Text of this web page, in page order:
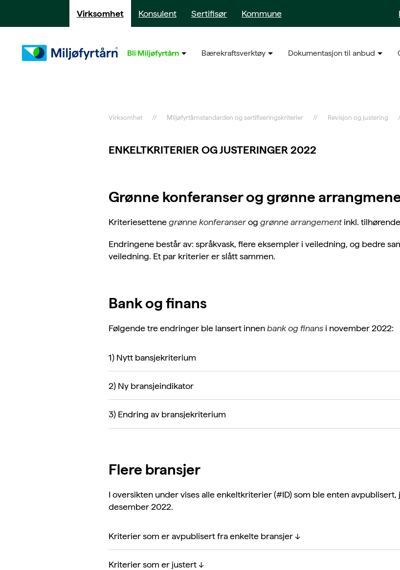
Virksomhet Konsulent Sertifisør Kommune
Bli Miljøfyrtårn Bærekraftsverktøy Dokumentasjon til anbud
Virksomhet Miljøfyrtårnstandarden og sertifiseringskriterier Revisjon og justering
ENKELTKRITERIER OG JUSTERINGER 2022
Grønne konferanser og grønne
Kriteriesettenegrønne konferanserog grønne arrangementinkl.
Endringene består av: språkvask, flere eksempler i veiledning, og bedre
veiledning. Et par kriterier er slått sammen.
Bank og finans
Følgende tre endringer ble lansert innenbank og finans i november 2022:
1) Nytt bansjekriterium
2) Ny bransjeindikator
3) Endring av bransjekriterium
Flere bransjer
I oversikten under vises alle enkeltkriterier (#ID) som ble enten
desember 2022.
Kriterier som er avpublisert fra enkelte bransjer ↓
Kriterier som er justert ↓